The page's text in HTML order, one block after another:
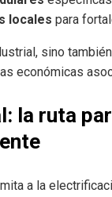
locales para
sino
económicas
la ruta
a la